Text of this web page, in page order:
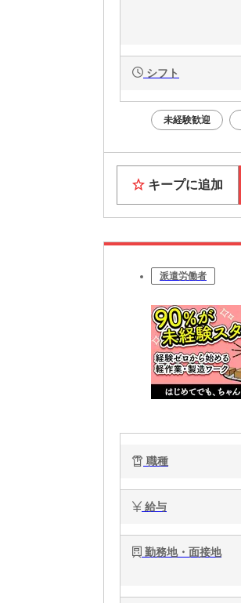
シフト
未経験歓迎
キープに追加
派遣労働者
職種
給与
勤務地・面接地